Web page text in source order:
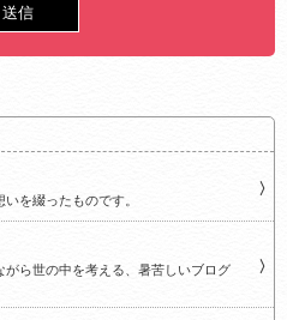
を綴ったものです。
ら世の中を考える、暑苦しいブログ